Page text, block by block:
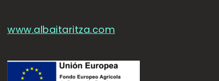
www.albaitaritza.com